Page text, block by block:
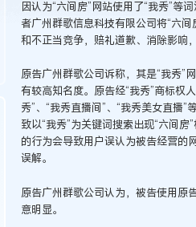
因认为“六间房”网站使用了“我秀”等
者广州群歌信息科技有限公司将“六
和不正当竞争，赔礼道歉、消除影响
原告广州群歌公司诉称，其是“我秀”
有较高知名度。原告经“我秀”商标权
秀”、“我秀直播间”、“我秀美女直播
致以“我秀”为关键词搜索出现“六间
的行为会导致用户误认为被告经营的
误解。
原告广州群歌公司认为，被告使用原
意明显。